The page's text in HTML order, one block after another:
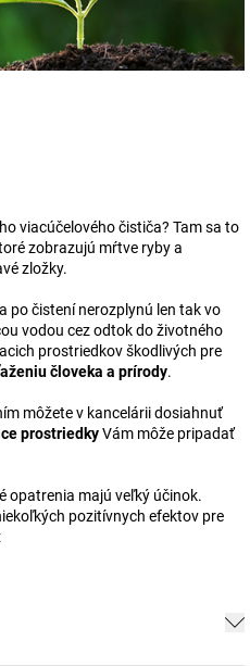
viacúčelového čističa? Tam sa to
zobrazujú mŕtve ryby a
zložky.
po čistení nerozplynú len tak vo
vodou cez odtok do životného
prostriedkov škodlivých pre
človeka a prírody.
môžete v kancelárii dosiahnuť
prostriedkyVám môže pripadať
opatrenia majú veľký účinok.
pozitívnych efektov pre
: